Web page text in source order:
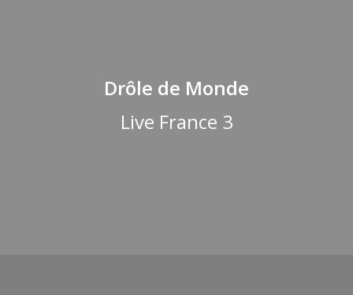
Drôle de Monde
Live France 3